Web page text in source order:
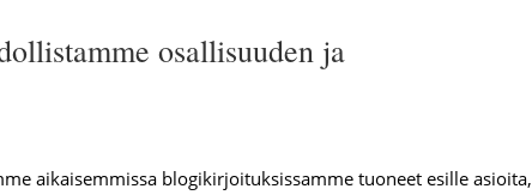
osallisuuden ja
aikaisemmissa blogikirjoituksissamme tuoneet esille asioita,